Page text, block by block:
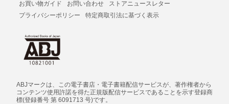
お買い物ガイド
お問い合わせ
ストアニュースレター
プライバシーポリシー
特定商取引法に基づく表示
ABJマークは、この電子書店・電子書籍配信サービスが、著作権者から
コンテンツ使用許諾を得た正規版配信サービスであることを示す登録商
標(登録番号 第 6091713 号)です。